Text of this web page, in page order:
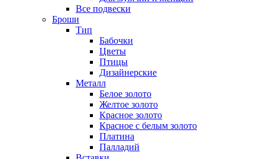
Все подвески
Броши
Тип
Бабочки
Цветы
Птицы
Дизайнерские
Металл
Белое золото
Желтое золото
Красное золото
Красное с белым золото
Платина
Палладий